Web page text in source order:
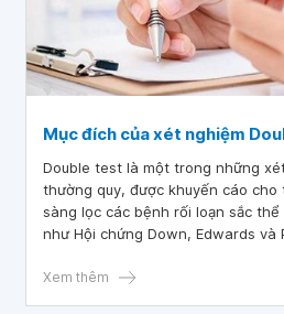
Mục đích của xét nghiệm
Double test là một trong những
thường quy, được khuyến cáo cho
sàng lọc các bệnh rối loạn sắc
như Hội chứng Down, Edwards và
Xem thêm